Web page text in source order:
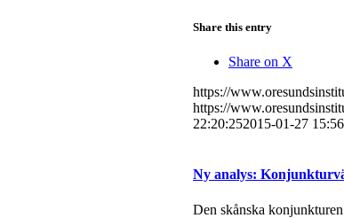
Share this entry
Share on X
https://
https://
22:20:252015-01-27
Ny analys:
Den skånska